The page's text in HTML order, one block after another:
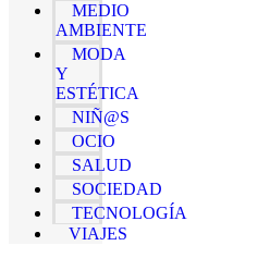
MEDIO
AMBIENTE
MODA
Y
ESTÉTICA
NIÑ@S
OCIO
SALUD
SOCIEDAD
TECNOLOGÍA
VIAJES